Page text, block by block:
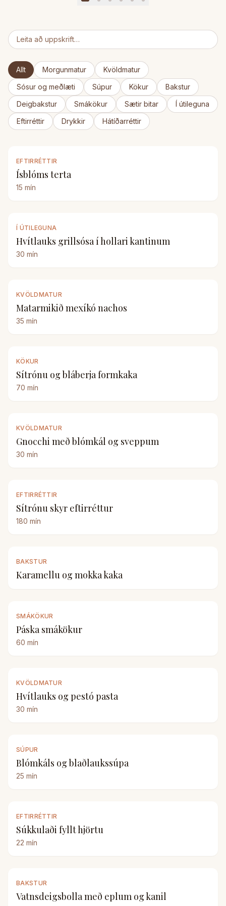
Allt Morgunmatur
Kvöldmatur
Sósur og meðlæti
Súpur Kökur
Bakstur
Deigbakstur
Smákökur Sætir bitar
Í útileguna
Eftirréttir
Drykkir Hátíðarréttir
EFTIRRÉTTIR
Ísblóms terta
15 mín
Í ÚTILEGUNA
Hvítlauks grillsósa í hollari kantinum
30 mín
KVÖLDMATUR
Matarmikið mexíkó nachos
35 mín
KÖKUR
Sítrónu og bláberja formkaka
70 mín
KVÖLDMATUR
Gnocchi með blómkál og sveppum
30 mín
EFTIRRÉTTIR
Sítrónu skyr eftirréttur
180 mín
BAKSTUR
Karamellu og mokka kaka
SMÁKÖKUR
Páska smákökur
60 mín
KVÖLDMATUR
Hvítlauks og pestó pasta
30 mín
SÚPUR
Blómkáls og blaðlaukssúpa
25 mín
EFTIRRÉTTIR
Súkkulaði fyllt hjörtu
22 mín
BAKSTUR
Vatnsdeigsbolla með eplum og kanil